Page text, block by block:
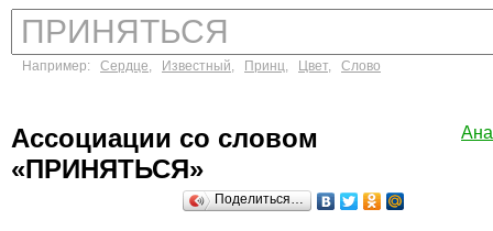
Например: Сердце, Известный, Принц, Цвет, Слово
Ассоциации со словом
«ПРИНЯТЬСЯ»
Поделиться…